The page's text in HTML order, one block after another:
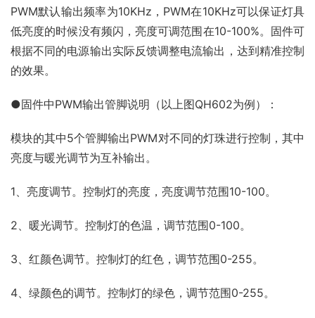
PWM默认输出频率为10KHz，PWM在10KHz可以保证灯具
低亮度的时候没有频闪，亮度可调范围在10-100%。固件可
根据不同的电源输出实际反馈调整电流输出，达到精准控制
的效果。
●固件中PWM输出管脚说明（以上图QH602为例）：
模块的其中5个管脚输出PWM对不同的灯珠进行控制，其中
亮度与暖光调节为互补输出。
1、亮度调节。控制灯的亮度，亮度调节范围10-100。
2、暖光调节。控制灯的色温，调节范围0-100。
3、红颜色调节。控制灯的红色，调节范围0-255。
4、绿颜色的调节。控制灯的绿色，调节范围0-255。